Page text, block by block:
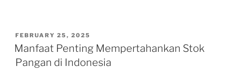
POSTED
ON
FEBRUARY 25, 2025
Manfaat Penting Mempertahankan Stok
Pangan di Indonesia